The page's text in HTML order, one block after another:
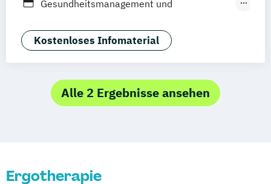
Hotelmanagement
Immobilienmanagement
BWL Interkulturelle Kompetenzen |
Lieferkettenmanagement & Logistik
Personalmanagement
Studienzentrum Dresden
Studienzentrum Düsseldorf
Studienzentrum Ellwangen
Studienzentrum Frankfurt
Studienzentrum Freiburg
Studienzentrum Fürth
Studienzentrum Kitzbühel
Gesundheitsmanagement und
Medizin- und Gesundheitspädagogik
Neurorehabilitation
Kostenloses Infomaterial
Alle 2 Ergebnisse ansehen
Ergotherapie